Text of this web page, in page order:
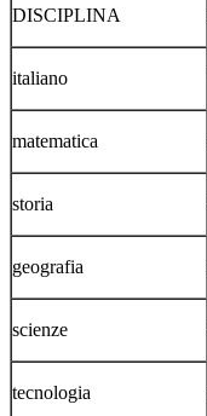
DISCIPLINA
italiano
matematica
storia
geografia
scienze
tecnologia